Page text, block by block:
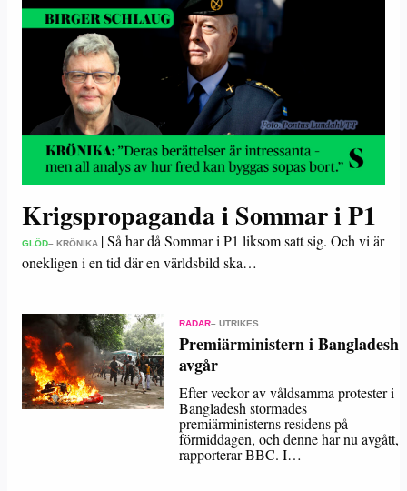
Krigspropaganda i Sommar i P1
GLÖD– KRÖNIKA |Så har då Sommar i P1 liksom satt sig. Och vi är
onekligen i en tid där en världsbild ska…
RADAR– UTRIKES
Premiärministern i Bangladesh
avgår
Efter veckor av våldsamma protester i
Bangladesh stormades
premiärministerns residens på
förmiddagen, och denne har nu avgått,
rapporterar BBC. I…